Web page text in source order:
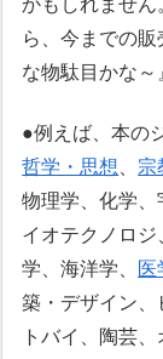
ら、今までの
な物駄目かな～
●例えば、本の
哲学・思想
宗
物理学、化学
イオテクノロ
学、海洋学、
医
築・デザイン
トバイ、陶芸